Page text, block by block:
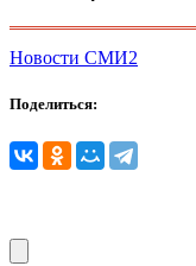
Новости СМИ2
Поделиться: